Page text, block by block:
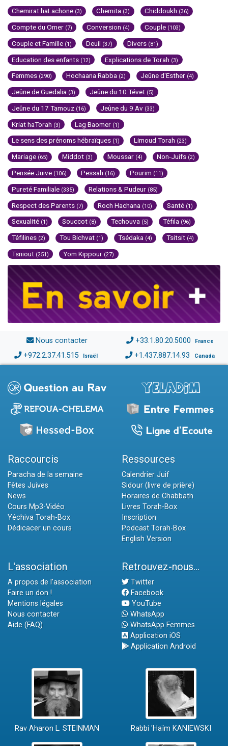
Chemirat haLachone (3) Chemita (3) Chiddoukh (36)
Compte du Omer (7) Conversion (4) Couple (103)
Couple et Famille (1) Deuil (37) Divers (81)
Education des enfants (12) Explications de Torah (3)
Femmes (290) Hochaana Rabba (2) Jeûne d'Esther (4)
Jeûne de Guedalia (3) Jeûne du 10 Tévet (5)
Jeûne du 17 Tamouz (16) Jeûne du 9 Av (33)
Kriat haTorah (3) Lag Baomer (1)
Le sens des prénoms hébraïques (1) Limoud Torah (23)
Mariage (65) Middot (3) Moussar (4) Non-Juifs (2)
Pensée Juive (106) Pessah (16) Pourim (11)
Pureté Familiale (335) Relations & Pudeur (85)
Respect des Parents (7) Roch Hachana (10) Santé (1)
Sexualité (1) Souccot (8) Techouva (5) Téfila (96)
Téfilines (2) Tou Bichvat (1) Tsédaka (4) Tsitsit (4)
Tsniout (251) Yom Kippour (27)
Nous contacter +33.1.80.20.5000 France
+972.2.37.41.515 Israël +1.437.887.14.93 Canada
Raccourcis
Paracha de la semaine
Fêtes Juives
News
Cours Mp3-Vidéo
Yéchiva Torah-Box
Dédicacer un cours
Ressources
Calendrier Juif
Sidour (livre de prière)
Horaires de Chabbath
Livres Torah-Box
Inscription
Podcast Torah-Box
English Version
L'association
A propos de l'association
Faire un don !
Mentions légales
Nous contacter
Aide (FAQ)
Retrouvez-nous...
Twitter
Facebook
YouTube
WhatsApp
WhatsApp Femmes
Application iOS
Application Android
Rav Aharon L. STEINMAN Rabbi 'Haïm KANIEWSKI